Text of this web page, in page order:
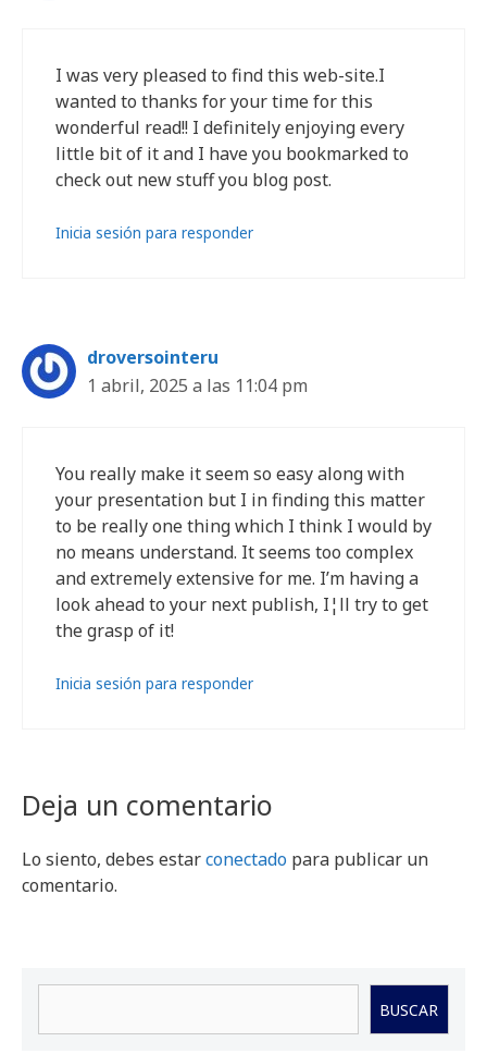
I was very pleased to find this web-site.I
wanted to thanks for your time for this
wonderful read!! I definitely enjoying every
little bit of it and I have you bookmarked to
check out new stuff you blog post.
Inicia sesión para responder
droversointeru
1 abril, 2025 a las 11:04 pm
You really make it seem so easy along with
your presentation but I in finding this matter
to be really one thing which I think I would by
no means understand. It seems too complex
and extremely extensive for me. I’m having a
look ahead to your next publish, I¦ll try to get
the grasp of it!
Inicia sesión para responder
Deja un comentario
Lo siento, debes estarconectado para publicar un
comentario.
BUSCAR